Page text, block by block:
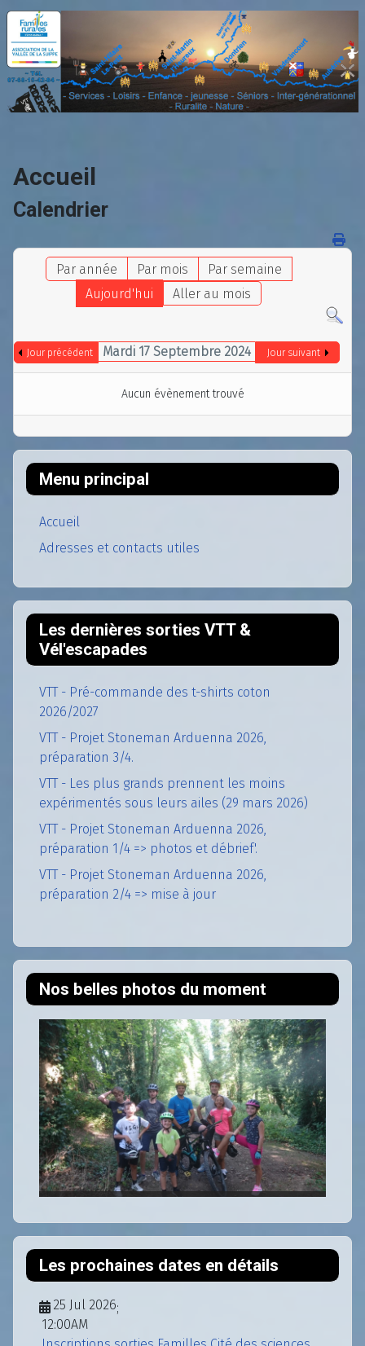
Accueil
Calendrier
Par année Par mois
Par semaine
Aujourd'hui
Aller au mois
Jour précédent Mardi 17 Septembre 2024 Jour suivant
Aucun évènement trouvé
Menu principal
Accueil
Adresses et contacts utiles
Les dernières sorties VTT &
Vél'escapades
VTT - Pré-commande des t-shirts coton
2026/2027
VTT - Projet Stoneman Arduenna 2026,
préparation 3/4.
VTT - Les plus grands prennent les moins
expérimentés sous leurs ailes (29 mars 2026)
VTT - Projet Stoneman Arduenna 2026,
préparation 1/4 => photos et débrief'.
VTT - Projet Stoneman Arduenna 2026,
préparation 2/4 => mise à jour
Nos belles photos du moment
Les prochaines dates en détails
25 Jul 2026;
12:00AM